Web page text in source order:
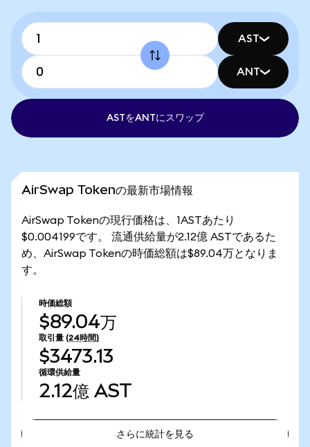
AST
ANT
ASTをANTにスワップ
AirSwap Tokenの最新市場情報
AirSwap Tokenの現行価格は、1ASTあたり
$0.004199です。 流通供給量が2.12億 ASTであるた
め、AirSwap Tokenの時価総額は$89.04万となりま
す。
時価総額
$89.04万
取引量 (24時間)
$3473.13
循環供給量
2.12億 AST
さらに統計を見る